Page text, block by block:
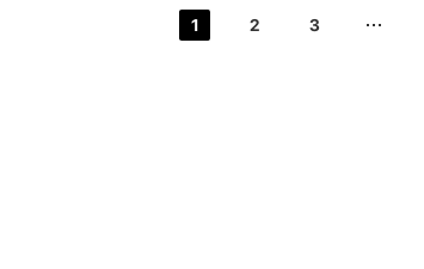
1 2 3